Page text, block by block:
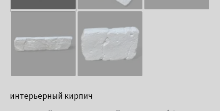
интерьерный кирпич